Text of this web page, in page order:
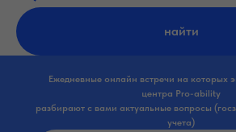
найти
Ежедневные онлайн встречи на которых
центра Pro-ability
разбирают с вами актуальные вопросы
учета)